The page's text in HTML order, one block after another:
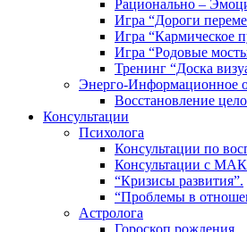
Рационально –
Игра “Дороги
Игра “Кармическое
Игра “Родовые
Тренинг “Доска
Энерго-Информационное
Восстановление
Консультации
Психолога
Консультации по
Консультации с МАК
“Кризисы развития”.
“Проблемы в
Астролога
Гороскоп рождения